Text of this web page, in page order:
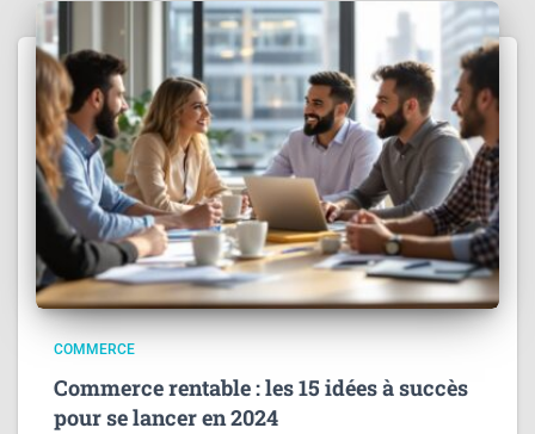
COMMERCE
Commerce rentable : les 15 idées à succès
pour se lancer en 2024